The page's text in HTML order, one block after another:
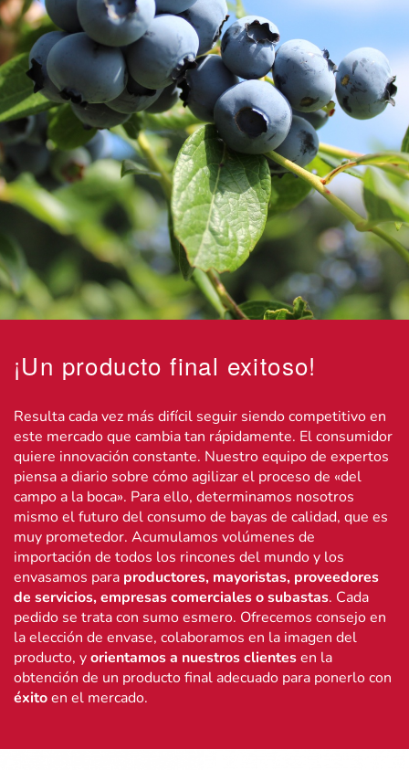
¡Un producto final exitoso!
Resulta cada vez más difícil seguir siendo competitivo en
este mercado que cambia tan rápidamente. El consumidor
quiere innovación constante. Nuestro equipo de expertos
piensa a diario sobre cómo agilizar el proceso de «del
campo a la boca». Para ello, determinamos nosotros
mismo el futuro del consumo de bayas de calidad, que es
muy prometedor. Acumulamos volúmenes de
importación de todos los rincones del mundo y los
envasamos para productores, mayoristas, proveedores
de servicios, empresas comerciales o subastas. Cada
pedido se trata con sumo esmero. Ofrecemos consejo en
la elección de envase, colaboramos en la imagen del
producto, yorientamos a nuestros clientesen la
obtención de un producto final adecuado para ponerlo con
éxitoen el mercado.